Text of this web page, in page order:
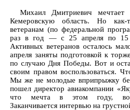
Михаил Дмитриевич
Кемеровскую область. Но
ветеранам (по федеральной
раз в год — с 25 апреля по 15
Активных ветеранов осталось
апреля заняты подготовкой к
по случаю Дня Победы. Вот и
своим правом воспользоваться.
Мы же не молодые вприпрыжку
пошел директор авиакомпании
что мечта в этом году,
Заканчивается интервью на